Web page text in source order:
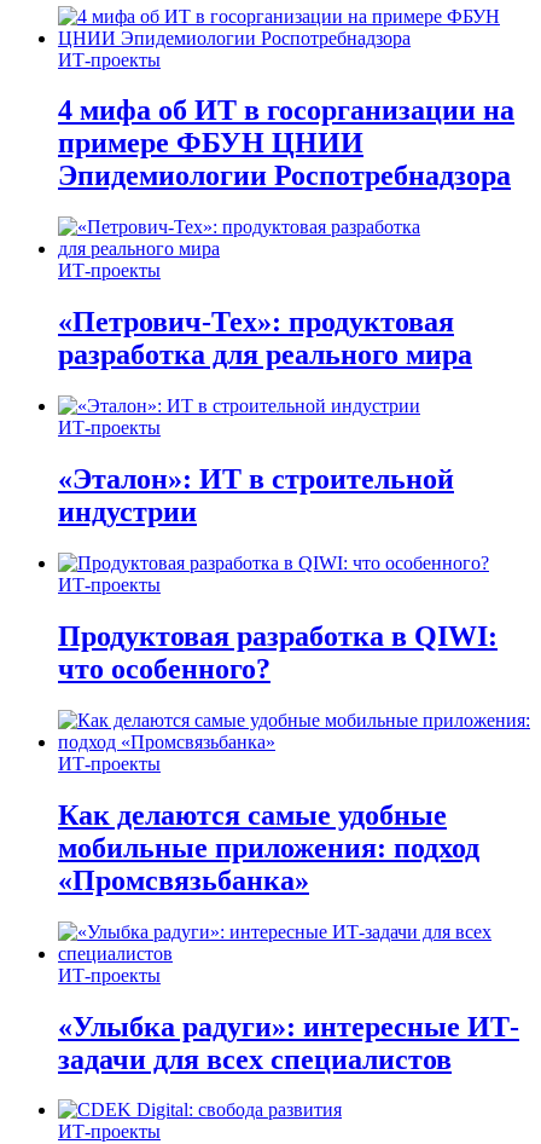
ИТ-проекты
4 мифа об ИТ в госорганизации на
примере ФБУН ЦНИИ
Эпидемиологии Роспотребнадзора
ИТ-проекты
«Петрович-Тех»: продуктовая
разработка для реального мира
ИТ-проекты
«Эталон»: ИТ в строительной
индустрии
ИТ-проекты
Продуктовая разработка в QIWI:
что особенного?
ИТ-проекты
Как делаются самые удобные
мобильные приложения: подход
«Промсвязьбанка»
ИТ-проекты
«Улыбка радуги»: интересные ИТ-
задачи для всех специалистов
ИТ-проекты